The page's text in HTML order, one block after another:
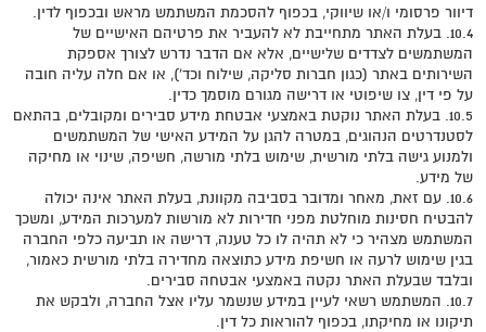
דיוור פרסומי ו/או שיווקי, בכפוף להסכמת המשתמש מראש ובכפוף לדין.
10.4. בעלת האתר מתחייבת לא להעביר את פרטיהם האישיים של
המשתמשים לצדדים שלישיים, אלא אם הדבר נדרש לצורך אספקת
השירותים באתר (כגון חברות סליקה, שילוח וכד'), או אם חלה עליה חובה
על פי דין, צו שיפוטי או דרישה מגורם מוסמך כדין.
10.5. בעלת האתר נוקטת באמצעי אבטחת מידע סבירים ומקובלים, בהתאם
לסטנדרטים הנהוגים, במטרה להגן על המידע האישי של המשתמשים
ולמנוע גישה בלתי מורשית, שימוש בלתי מורשה, חשיפה, שינוי או מחיקה
של מידע.
10.6. עם זאת, מאחר ומדובר בסביבה מקוונת, בעלת האתר אינה יכולה
להבטיח חסינות מוחלטת מפני חדירות לא מורשות למערכות המידע, ומשכך
המשתמש מצהיר כי לא תהיה לו כל טענה, דרישה או תביעה כלפי החברה
בגין שימוש לרעה או חשיפת מידע כתוצאה מחדירה בלתי מורשית כאמור,
ובלבד שבעלת האתר נקטה באמצעי אבטחה סבירים.
10.7. המשתמש רשאי לעיין במידע שנשמר עליו אצל החברה, ולבקש את
תיקונו או מחיקתו, בכפוף להוראות כל דין.